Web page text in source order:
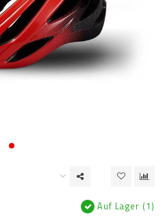
Auf Lager (1)